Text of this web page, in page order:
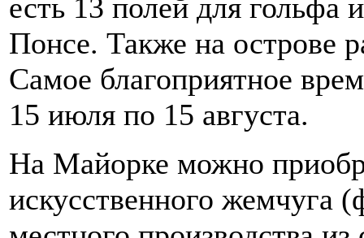
есть 13 полей для гольфа
Понсе. Также на острове
Самое благоприятное
15 июля по 15 августа.
На Майорке можно
искусственного жемчуга